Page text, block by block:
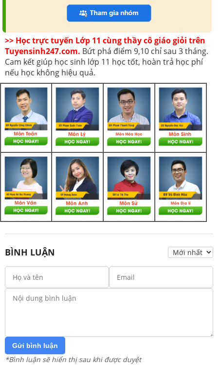
>> Học trực tuyến Lớp 11 cùng thầy cô giáo giỏi trên
Tuyensinh247.com. Bứt phá điểm 9,10 chỉ sau 3 tháng.
Cam kết giúp học sinh lớp 11 học tốt, hoàn trả học phí
nếu học không hiệu quả.
BÌNH LUẬN
Gửi bình luận
*Bình luận sẽ hiển thị sau khi được duyệt